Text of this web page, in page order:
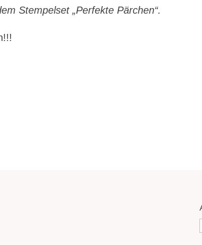
Stempelset „Perfekte Pärchen“.